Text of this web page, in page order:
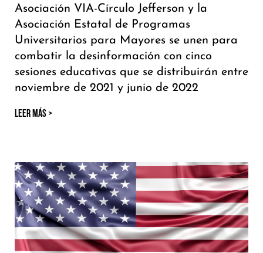
Asociación VIA-Círculo Jefferson y la
Asociación Estatal de Programas
Universitarios para Mayores se unen para
combatir la desinformación con cinco
sesiones educativas que se distribuirán entre
noviembre de 2021 y junio de 2022
LEER MÁS >